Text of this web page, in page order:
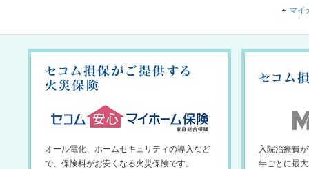
マイ
オール電化、ホームセキュリティの導入など
で、保険料がお安くなる火災保険です。
入院治療費
年ごとに最